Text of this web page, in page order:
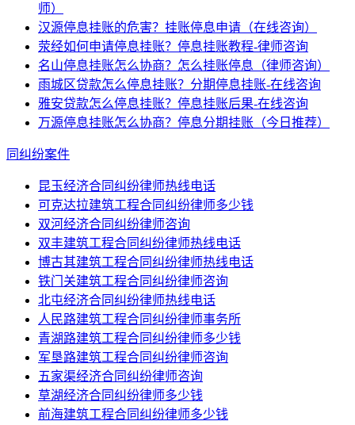
师）
汉源停息挂账的危害？挂账停息申请（在线咨询）
荥经如何申请停息挂账？停息挂账教程-律师咨询
名山停息挂账怎么协商？怎么挂账停息（律师咨询）
雨城区贷款怎么停息挂账？分期停息挂账-在线咨询
雅安贷款怎么停息挂账？停息挂账后果-在线咨询
万源停息挂账怎么协商？停息分期挂账（今日推荐）
同纠纷案件
昆玉经济合同纠纷律师热线电话
可克达拉建筑工程合同纠纷律师多少钱
双河经济合同纠纷律师咨询
双丰建筑工程合同纠纷律师热线电话
博古其建筑工程合同纠纷律师热线电话
铁门关建筑工程合同纠纷律师咨询
北屯经济合同纠纷律师热线电话
人民路建筑工程合同纠纷律师事务所
青湖路建筑工程合同纠纷律师多少钱
军垦路建筑工程合同纠纷律师咨询
五家渠经济合同纠纷律师咨询
草湖经济合同纠纷律师多少钱
前海建筑工程合同纠纷律师多少钱